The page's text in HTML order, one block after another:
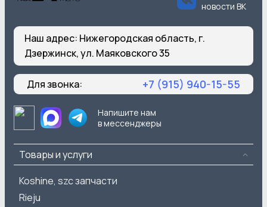
новости ВК
Наш адрес: Нижегородская область, г.
Дзержинск, ул. Маяковского 35
Для звонка: +7 (915) 940-15-55
Напишите нам
в мессенджеры
Товары и услуги
Koshine, szc запчасти
Rieju